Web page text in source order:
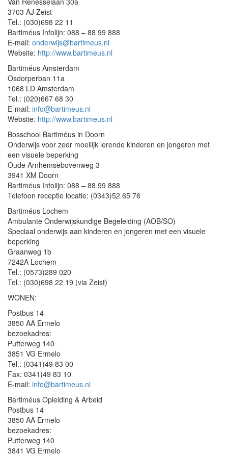
3703 AJ Zeist
Tel.: (030)698 22 11
Bartiméus Infolijn: 088 – 88 99 888
E-mail: onderwijs@bartimeus.nl
Website: http://www.bartimeus.nl
Bartiméus Amsterdam
Osdorperban 11a
1068 LD Amsterdam
Tel.: (020)667 68 30
E-mail: info@bartimeus.nl
Website: http://www.bartimeus.nl
Bosschool Bartiméus in Doorn
Onderwijs voor zeer moeilijk lerende kinderen en jongeren met
een visuele beperking
Oude Arnhemsebovenweg 3
3941 XM Doorn
Bartiméus Infolijn: 088 – 88 99 888
Telefoon receptie locatie: (0343)52 65 76
Bartiméus Lochem
Ambulante Onderwijskundige Begeleiding (AOB/SO)
Speciaal onderwijs aan kinderen en jongeren met een visuele
beperking
Graanweg 1b
7242A Lochem
Tel.: (0573)289 020
Tel.: (030)698 22 19 (via Zeist)
WONEN:
Postbus 14
3850 AA Ermelo
bezoekadres:
Putterweg 140
3851 VG Ermelo
Tel.: (0341)49 83 00
Fax: 0341)49 83 10
E-mail: info@bartimeus.nl
Bartiméus Opleiding & Arbeid
Postbus 14
3850 AA Ermelo
bezoekadres:
Putterweg 140
3841 VG Ermelo